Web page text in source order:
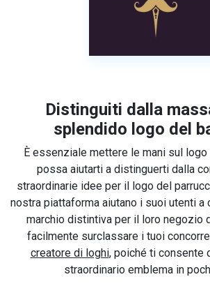
Distinguiti dalla
splendido logo del
È essenziale mettere le mani sul logo
possa aiutarti a distinguerti dalla
straordinarie idee per il logo del
nostra piattaforma aiutano i suoi utenti a
marchio distintiva per il loro negozio
facilmente surclassare i tuoi
creatore di loghi, poiché ti consente
straordinario emblema in